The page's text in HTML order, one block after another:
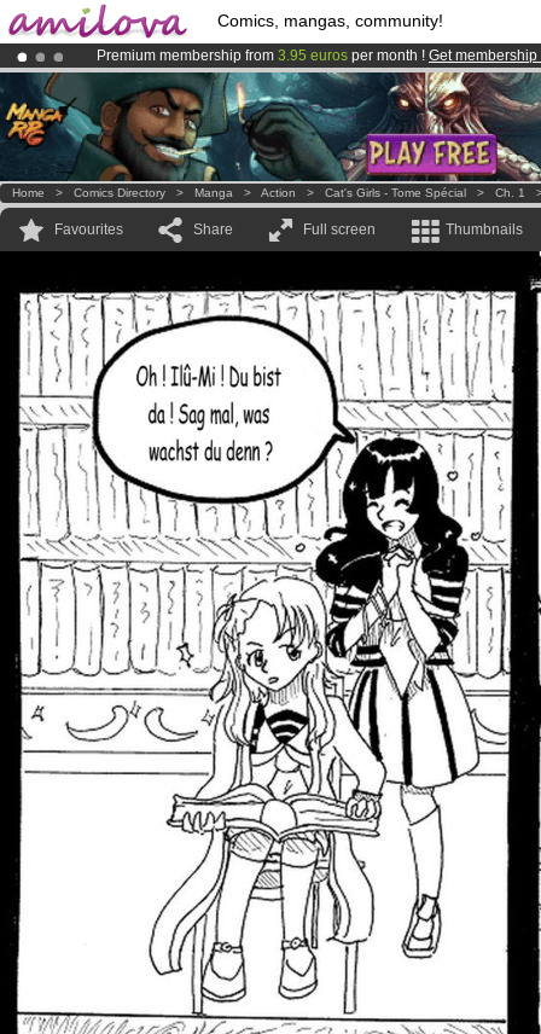
Comics, mangas, community!
Premium membership from 3.95 euros per month ! Get membership
AmilovaKickstarter is now LIVE!.
Already 100000membersand 1000 comics & mangas!.
Home > Comics Directory > Manga > Action > Cat's Girls - Tome Spécial > Ch. 1
Favourites Share Full screen Thumbnails